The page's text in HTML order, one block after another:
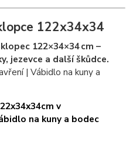
122x34x34
122×34×34 cm –
jezevce a další škůdce.
| Vábidlo na kuny a
v
na kuny a bodec